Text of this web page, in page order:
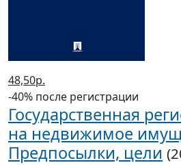
48,50р.
-40% после регистрации
Государственная
на недвижимое
Предпосылки, цели